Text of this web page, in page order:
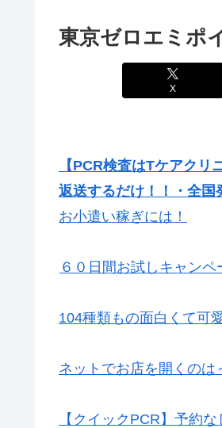
東京ゼロエミポ
X
【PCR検査はTケアク
返送するだけ！！・全国
お小遣い稼ぎには！
６０日間お試しキャン
104種類もの面白くて可
ネットでお店を開くのは
【クイックPCR】予約